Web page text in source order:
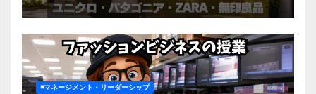
◾️マネージメント・リーダーシップ